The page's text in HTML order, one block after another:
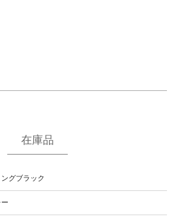
在庫品
グブラック